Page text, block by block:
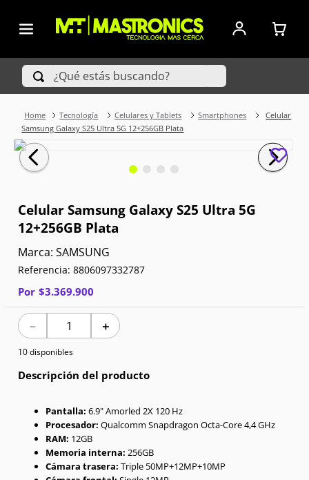
¿Qué estás buscando?
Tecnología Celulares y Tablets Smartphones
Celular
Samsung Galaxy S25 Ultra 5G 12+256GB Plata
Celular Samsung Galaxy S25 Ultra 5G
12+256GB Plata
SAMSUNG
Referencia: 8806097332787
Por $3.369.900
＋
－
10 disponibles
Descripción del producto
Pantalla: 6.9" Amorled 2X 120 Hz
Procesador: Qualcomm Snapdragon Octa-Core 4,4 GHz
RAM: 12GB
Memoria interna: 256GB
Cámara trasera: Triple 50MP+12MP+10MP
TÉRMINOS MÁS BUSCADOS
1.
Iphone
3.
Celulares Samsung
4.
Televisores
5.
Red Magic
6.
S25 Ultra
7.
Celulares
Iphone 15 Pro Max
10 Audífonos